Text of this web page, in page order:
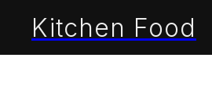
Kitchen Food